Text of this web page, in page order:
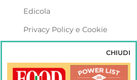
Edicola
Privacy Policy e Cookie
DISTRIBUZIONE
CHIUDI